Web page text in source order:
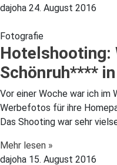
dajoha 24. August 2016
Fotografie
Hotelshooting:
Schönruh****
Vor einer Woche war ich im
Werbefotos für ihre
Das Shooting war sehr
Mehr lesen »
dajoha 15. August 2016